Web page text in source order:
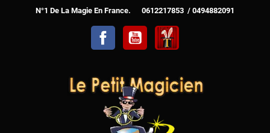
N°1 De La Magie En France. 0612217853 / 0494882091
Facebook YouTube